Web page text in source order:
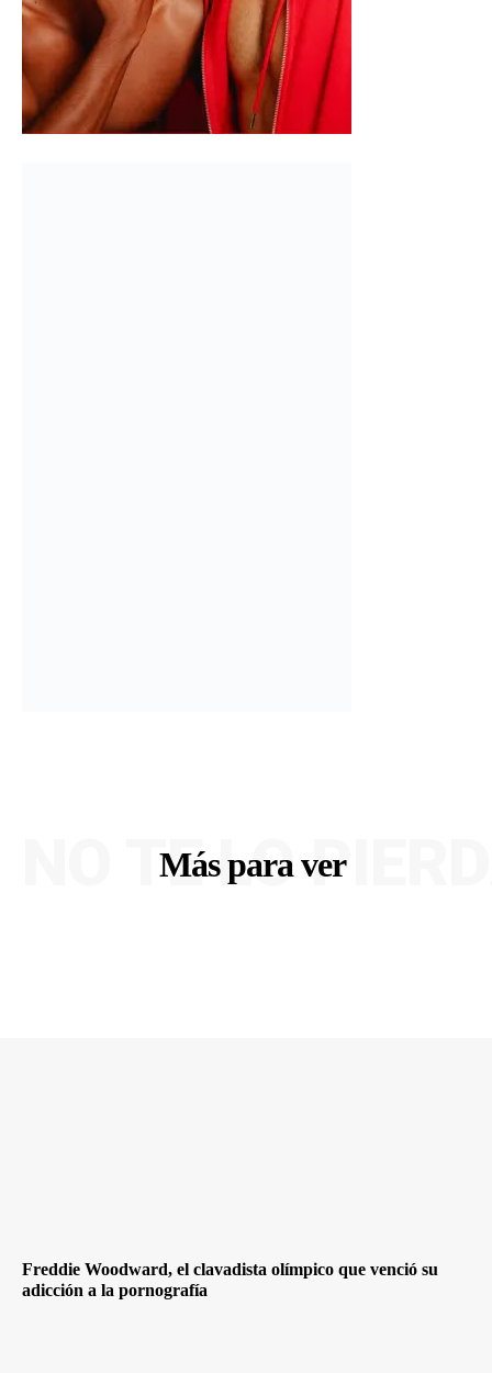
Más para ver
NO TE LO
Freddie Woodward, el clavadista olímpico que venció su
adicción a la pornografía